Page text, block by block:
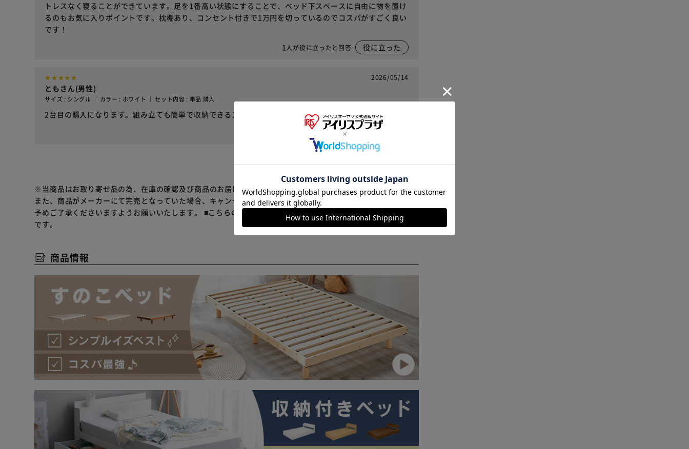
トレスなく寝ることができています。足を1番高い状態にすることで、ベッド下スペースに自由に物を置け
るのもお気に入りポイントです。枕棚あり、コンセント付きで1万円を切っているのでコスパがすごく良い
です！
1人が役に立ったと回答 役に立った
2026/05/14
ともさん(男性)
サイズ : シングル ｜ カラー : ホワイト ｜ セット内容 : 単品 購入
2台目の購入になります。組み立ても簡単で収納できるスペースもあるので気に入ってます。
人が役に立ったと回答 役に立った
※当商品はお取り寄せ品の為、在庫の確認及び商品のお届けまでお時間を頂く場合がございます。
また、商品がメーカーにて完売となっていた場合、キャンセル又は注文内容の変更をお願いいたしております。
予めご了承くださいますようお願いいたします。 ■こちらの商品はアイリスプラザがセレクトしたオススメ商品
です。
商品情報
※ご確認ください